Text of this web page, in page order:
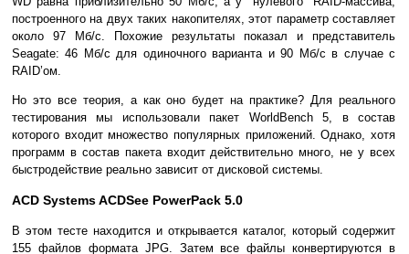
построенного на двух таких накопителях, этот параметр составляет
около 97 Мб/с. Похожие результаты показал и представитель
Seagate: 46 Мб/с для одиночного варианта и 90 Мб/с в случае с
RAID’ом.
Но это все теория, а как оно будет на практике? Для реального
тестирования мы использовали пакет WorldBench 5, в состав
которого входит множество популярных приложений. Однако, хотя
программ в состав пакета входит действительно много, не у всех
быстродействие реально зависит от дисковой системы.
ACD Systems ACDSee PowerPack 5.0
В этом тесте находится и открывается каталог, который содержит
155 файлов формата JPG. Затем все файлы конвертируются в